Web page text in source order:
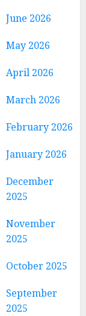
June 2026
May 2026
April 2026
March 2026
February 2026
January 2026
December
2025
November
2025
October 2025
September
2025